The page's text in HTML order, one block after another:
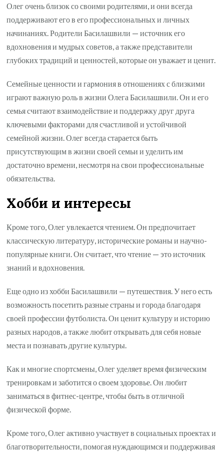
Олег очень близок со своими родителями, и они всегда
поддерживают его в его профессиональных и личных
начинаниях. Родители Басилашвили — источник его
вдохновения и мудрых советов, а также представители
глубоких традиций и ценностей, которые он уважает и ценит.
Семейные ценности и гармония в отношениях с близкими
играют важную роль в жизни Олега Басилашвили. Он и его
семья считают взаимодействие и поддержку друг друга
ключевыми факторами для счастливой и устойчивой
семейной жизни. Олег всегда старается быть
присутствующим в жизни своей семьи и уделить им
достаточно времени, несмотря на свои профессиональные
обязательства.
Хобби и интересы
Кроме того, Олег увлекается чтением. Он предпочитает
классическую литературу, исторические романы и научно-
популярные книги. Он считает, что чтение — это источник
знаний и вдохновения.
Еще одно из хобби Басилашвили — путешествия. У него есть
возможность посетить разные страны и города благодаря
своей профессии футболиста. Он ценит культуру и историю
разных народов, а также любит открывать для себя новые
места и познавать другие культуры.
Как и многие спортсмены, Олег уделяет время физическим
тренировкам и заботится о своем здоровье. Он любит
заниматься в фитнес-центре, чтобы быть в отличной
физической форме.
Кроме того, Олег активно участвует в социальных проектах и
благотворительности, помогая нуждающимся и поддерживая